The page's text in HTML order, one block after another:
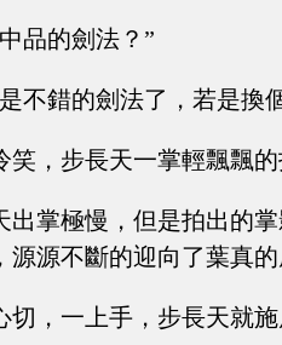
品的劍法？”
不錯的劍法了，若是換
笑，步長天一掌輕飄飄
出掌極慢，但是拍出的
源源不斷的迎向了葉真
切，一上手，步長天就